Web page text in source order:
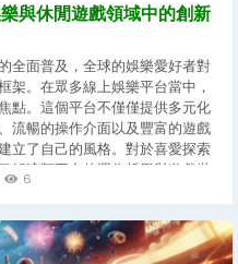
與休閒遊戲領域中的創新
全面普及，全球的娛樂愛好者對
架。在眾多線上娛樂平台當中，
。這個平台不僅僅提供多元化
流暢的操作介面以及豐富的遊戲
立了自己的風格。對於喜愛探索
解這類平台的運作哲學與遊戲世
感。本文將帶領讀者全面探討
6